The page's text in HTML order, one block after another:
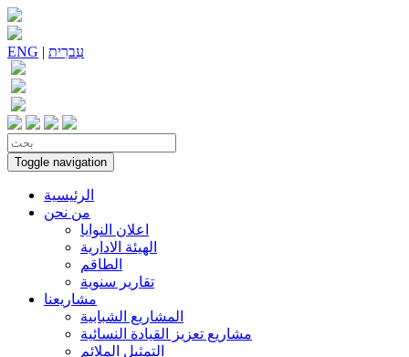
ENG | עִברִית
Toggle navigation
الرئيسية
من نحن
اعلان النوايا
الهيئة الادارية
الطاقم
تقارير سنوية
مشاريعنا
المشاريع الشبابية
مشاريع تعزيز القيادة النسائية
التمثيل الملائم